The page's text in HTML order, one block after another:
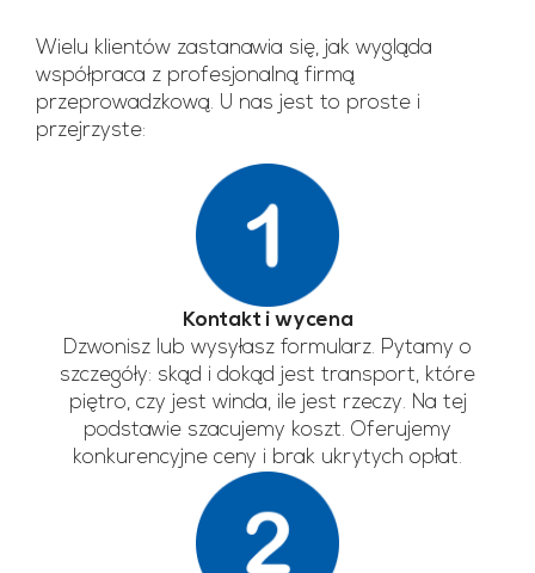
Wielu klientów zastanawia się, jak wygląda
współpraca z profesjonalną firmą
przeprowadzkową. U nas jest to proste i
przejrzyste:
Kontakt i wycena
Dzwonisz lub wysyłasz formularz. Pytamy o
szczegóły: skąd i dokąd jest transport, które
piętro, czy jest winda, ile jest rzeczy. Na tej
podstawie szacujemy koszt. Oferujemy
konkurencyjne ceny i brak ukrytych opłat.